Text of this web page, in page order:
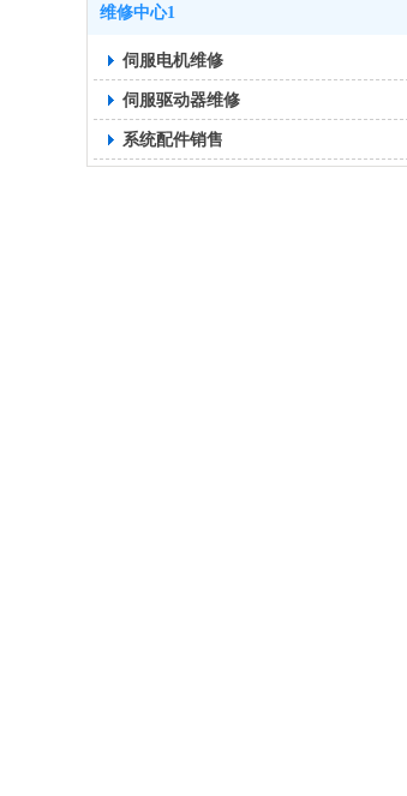
维修中心1
伺服电机维修
伺服驱动器维修
系统配件销售